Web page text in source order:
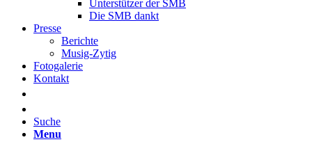
Unterstützer der SMB
Die SMB dankt
Presse
Berichte
Musig-Zytig
Fotogalerie
Kontakt
Suche
Menu